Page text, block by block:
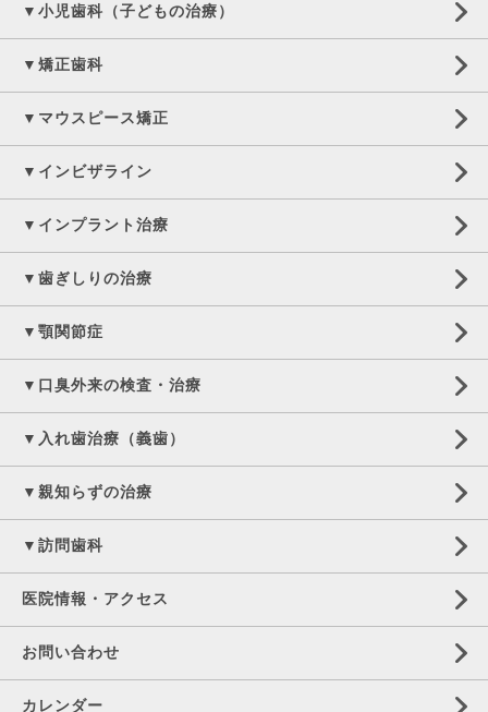
▼小児歯科（子どもの治療）
▼矯正歯科
▼マウスピース矯正
▼インビザライン
▼インプラント治療
▼歯ぎしりの治療
▼顎関節症
▼口臭外来の検査・治療
▼入れ歯治療（義歯）
▼親知らずの治療
▼訪問歯科
医院情報・アクセス
お問い合わせ
カレンダー